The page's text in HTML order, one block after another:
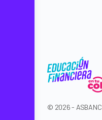
© 2026 - ASBANC